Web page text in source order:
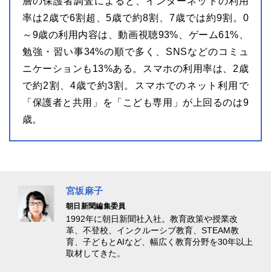
率は2歳で6割超、5歳で約8割、7歳では約9割。0
～9歳の利用内容は、動画視聴93%、ゲーム61%、
勉強・習い事34%の順で多く、SNSなどのコミュ
ニケーションも13%ある。スマホの利用率は、2歳
で約2割、4歳で約3割。スマホでのネット利用で
「保護者と共用」を「こども専用」が上回るのは9
歳。
宮坂麻子
朝日新聞編集委員
1992年に朝日新聞社入社。教育政策や授業改
革、不登校、インクルーシブ教育、STEAM教
育、子どもとAIなど、幅広く教育分野を30年以上
取材してきた。